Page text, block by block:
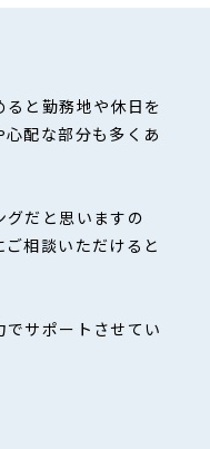
と勤務地や休日を
配な部分も多くあ
だと思いますの
相談いただけると
サポートさせてい